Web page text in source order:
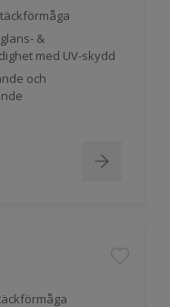
&
med UV-skydd
och